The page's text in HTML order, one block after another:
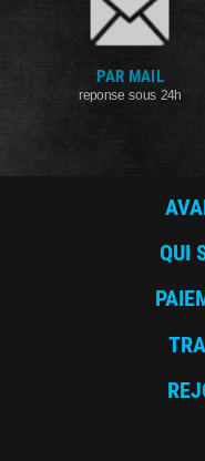
PAR MAIL
reponse sous 24h
QUI